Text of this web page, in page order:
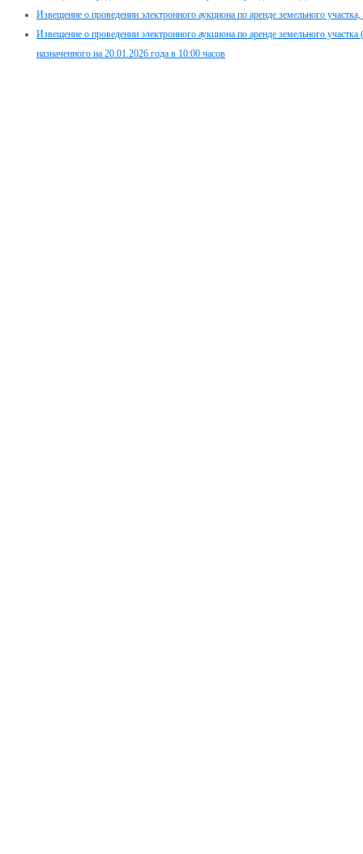
Извещение о проведении электронного аукциона по аренде земельного
Извещение о проведении электронного аукциона по аренде земельного
назначенного на 20.01.2026 года в 10:00 часов